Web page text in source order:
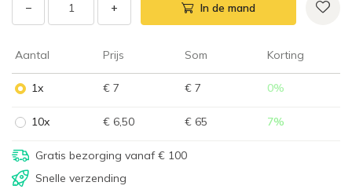
− + In de mand
Aantal Prijs Som Korting
1x € 7 € 7 0%
10x € 6,50 € 65 7%
Gratis bezorging vanaf € 100
Snelle verzending